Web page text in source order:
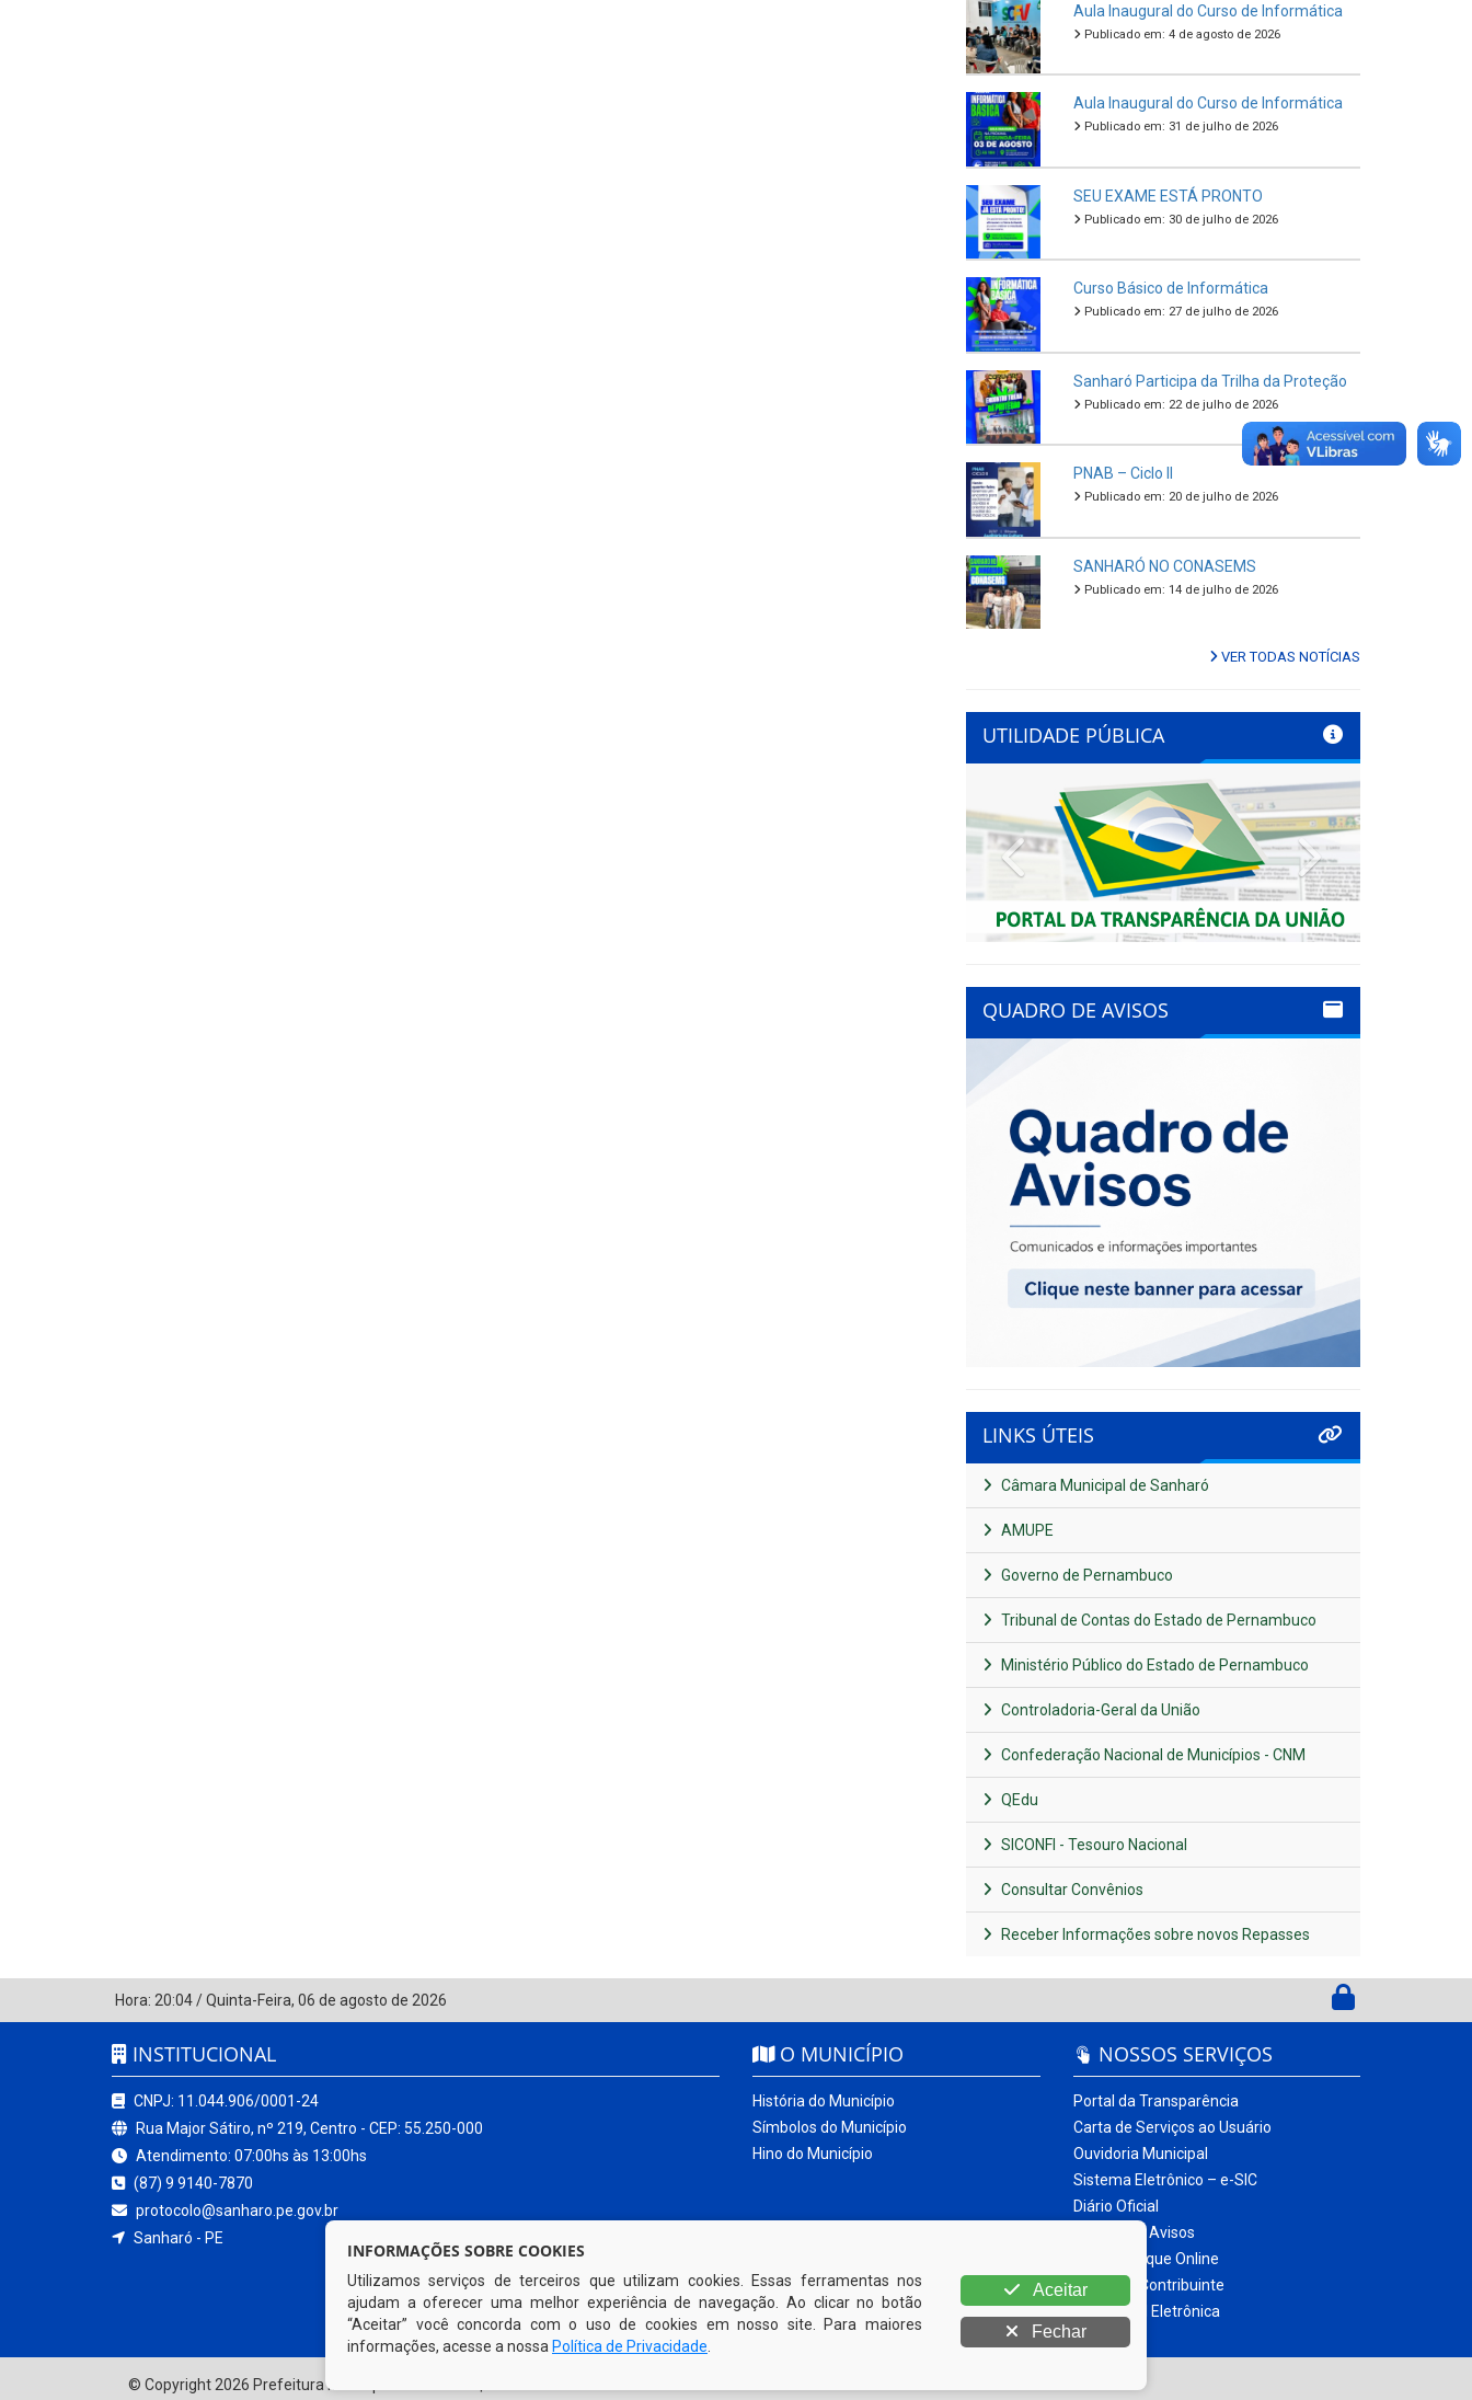
Aula Inaugural do Curso de Informática
Publicado em: 4 de agosto de 2026
Aula Inaugural do Curso de Informática
Publicado em: 31 de julho de 2026
SEU EXAME ESTÁ PRONTO
Publicado em: 30 de julho de 2026
Curso Básico de Informática
Publicado em: 27 de julho de 2026
Sanharó Participa da Trilha da Proteção
Publicado em: 22 de julho de 2026
PNAB – Ciclo II
Publicado em: 20 de julho de 2026
SANHARÓ NO CONASEMS
Publicado em: 14 de julho de 2026
VER TODAS NOTÍCIAS
UTILIDADE PÚBLICA
Previous Next
QUADRO DE AVISOS
LINKS ÚTEIS
Câmara Municipal de Sanharó
AMUPE
Governo de Pernambuco
Tribunal de Contas do Estado de Pernambuco
Ministério Público do Estado de Pernambuco
Controladoria-Geral da União
Confederação Nacional de Municípios - CNM
QEdu
SICONFI - Tesouro Nacional
Consultar Convênios
Receber Informações sobre novos Repasses
Hora: 20:04/Quinta-Feira, 06 de agosto de 2026
INSTITUCIONAL
CNPJ: 11.044.906/0001-24
Rua Major Sátiro, nº 219, Centro - CEP: 55.250-000
Atendimento: 07:00hs às 13:00hs
(87) 9 9140-7870
protocolo@sanharo.pe.gov.br
Sanharó - PE
O MUNICÍPIO
História do Município
Símbolos do Município
Hino do Município
NOSSOS SERVIÇOS
Portal da Transparência
Carta de Serviços ao Usuário
Ouvidoria Municipal
Sistema Eletrônico – e-SIC
Diário Oficial
Quadro de Avisos
Contracheque Online
Portal do Contribuinte
Nota Fiscal Eletrônica
© Copyright 2026 Prefeitura Municipal de Sanharó | Todos os direitos reservados
INFORMAÇÕES SOBRE COOKIES
Utilizamos serviços de terceiros que utilizam cookies. Essas ferramentas nos
ajudam a oferecer uma melhor experiência de navegação. Ao clicar no botão
“Aceitar” você concorda com o uso de cookies em nosso site. Para maiores
informações, acesse a nossa Política de Privacidade
Aceitar
Fechar